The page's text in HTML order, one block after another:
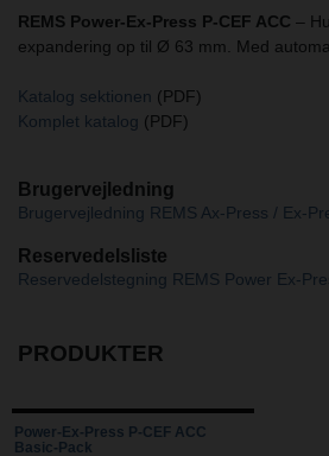
REMS Power-Ex-Press P-CEF ACC –
expandering op til Ø 63 mm. Med
Katalog sektionen (PDF)
Komplet katalog (PDF)
Brugervejledning
Brugervejledning REMS Ax-Press / Ex-
Reservedelsliste
Reservedelstegning REMS Power Ex-
PRODUKTER
Power-Ex-Press P-CEF ACC
Basic-Pack